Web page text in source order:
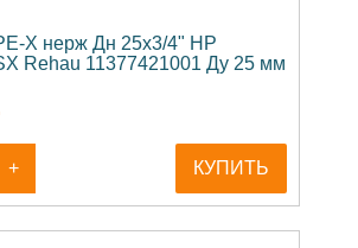
X нерж Дн 25х3/4" НР
Rehau 11377421001 Ду 25 мм
+ КУПИТЬ